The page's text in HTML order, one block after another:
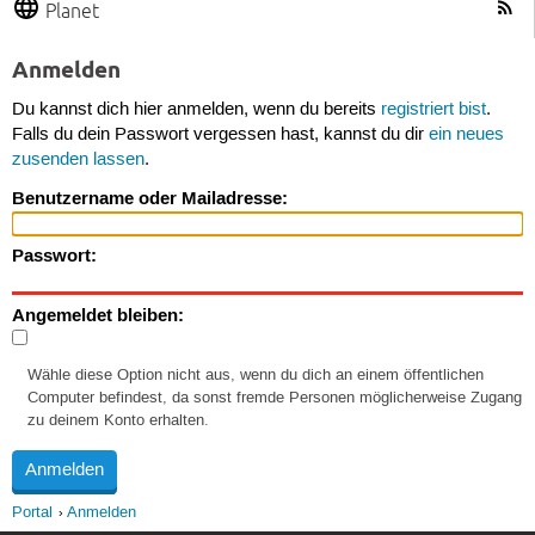
Planet
Anmelden
Du kannst dich hier anmelden, wenn du bereits registriert bist.
Falls du dein Passwort vergessen hast, kannst du dir ein neues
zusenden lassen.
Benutzername oder Mailadresse:
Passwort:
Angemeldet bleiben:
Wähle diese Option nicht aus, wenn du dich an einem öffentlichen
Computer befindest, da sonst fremde Personen möglicherweise Zugang
zu deinem Konto erhalten.
Portal Anmelden